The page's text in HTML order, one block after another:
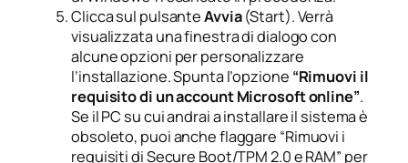
Clicca sul pulsanteAvvia(Start). Verrà
visualizzata una finestra di dialogo con
alcune opzioni per personalizzare
l’installazione. Spunta l’opzione “Rimuovi il
requisito di un account Microsoft online”.
Se il PC su cui andrai a installare il sistema è
obsoleto, puoi anche flaggare “Rimuovi i
requisiti di Secure Boot/TPM 2.0 e RAM” per